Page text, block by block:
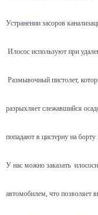
Устранении засоров
Илосос используют при
Размывочный пистолет,
разрыхляет слежавшийся
попадают в цистерну на
У нас можно заказать
автомобилем, что позволяет